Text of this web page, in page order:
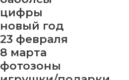
цифры
новый год
23 февраля
8 марта
фотозоны